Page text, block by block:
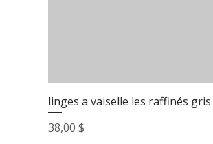
linges a vaiselle les raffinés gris
Prix
38,00 $